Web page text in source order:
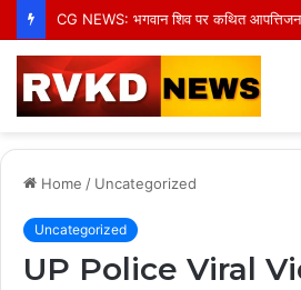
Home / Uncategorized
Uncategorized
UP Police Viral